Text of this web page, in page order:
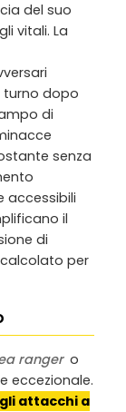
del suo
vitali. La
turno dopo
di
senza
accessibili
il
di
per
ranger o
eccezionale.
attacchi a